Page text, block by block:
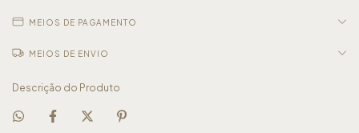
MEIOS DE PAGAMENTO
MEIOS DE ENVIO
Descrição do Produto